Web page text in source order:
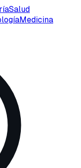
Salud
Medicina